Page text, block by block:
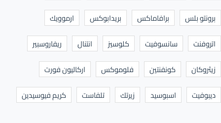
برونتو بلس
برافاماكس بريدابوكس
ارموويك
اتروفنت
سانسوفيت كلوسيز انتنال
ريفاروسبير
زيثروكان
كونفنتين فلوموكس
اركاليون فورت
ديبوفيت
اسبوسيد زيرتك تلفاست كريم فيوسيدين